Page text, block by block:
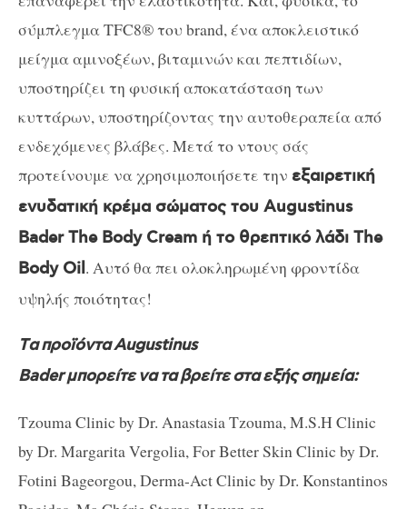
σύμπλεγμα TFC8® του brand, ένα αποκλειστικό
μείγμα αμινοξέων, βιταμινών και πεπτιδίων,
υποστηρίζει τη φυσική αποκατάσταση των
κυττάρων, υποστηρίζοντας την αυτοθεραπεία από
ενδεχόμενες βλάβες. Μετά το ντους σάς
προτείνουμε να χρησιμοποιήσετε την εξαιρετική
ενυδατική κρέμα σώματος του Augustinus
Bader The Body Cream ή το θρεπτικό λάδι The
Body Oil. Αυτό θα πει ολοκληρωμένη φροντίδα
υψηλής ποιότητας!
TαπροϊόνταAugustinus
Baderμπορείτε να ταβρείτεσταεξήςσημεία:
Tzouma Clinic by Dr. Anastasia Tzouma, M.S.H Clinic
by Dr. Margarita Vergolia, For Better Skin Clinic by Dr.
Fotini Bageorgou, Derma-Act Clinic by Dr. Konstantinos